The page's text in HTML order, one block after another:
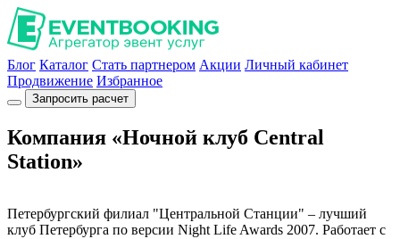
Блог Каталог Стать партнером Акции Личный кабинет
Продвижение Избранное
Запросить расчет
Компания «Ночной клуб Central
Station»
Петербургский филиал "Центральной Станции" – лучший
клуб Петербурга по версии Night Life Awards 2007. Работает с